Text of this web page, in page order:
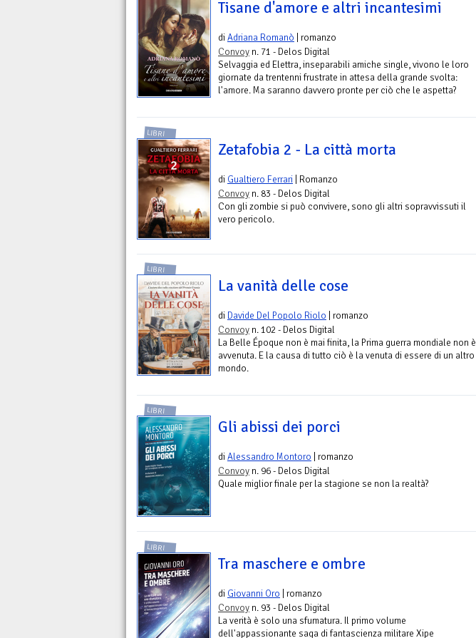
Tisane d'amore e altri incantesimi
diAdriana Romanò | romanzo
Convoy n. 71 - Delos Digital
Selvaggia ed Elettra, inseparabili amiche single, vivono le loro
giornate da trentenni frustrate in attesa della grande svolta:
l'amore. Ma saranno davvero pronte per ciò che le aspetta?
LIBRI
Zetafobia 2 - La città morta
di Gualtiero Ferrari | Romanzo
Convoy n. 83 - Delos Digital
Con gli zombie si può convivere, sono gli altri sopravvissuti il
vero pericolo.
LIBRI
La vanità delle cose
di Davide Del Popolo Riolo | romanzo
Convoy n. 102 - Delos Digital
La Belle Époque non è mai finita, la Prima guerra mondiale non è
avvenuta. E la causa di tutto ciò è la venuta di essere di un altro
mondo.
LIBRI
Gli abissi dei porci
diAlessandro Montoro | romanzo
Convoy n. 96 - Delos Digital
Quale miglior finale per la stagione se non la realtà?
LIBRI
Tra maschere e ombre
di Giovanni Oro | romanzo
Convoy n. 93 - Delos Digital
La verità è solo una sfumatura. Il primo volume
dell'appassionante saga di fantascienza militare Xipe